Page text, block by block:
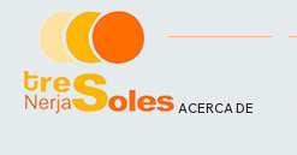
ACERCA DE